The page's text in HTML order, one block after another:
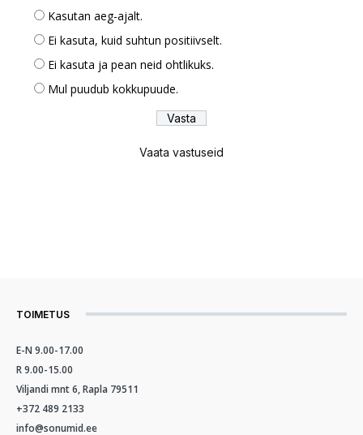
Kasutan aeg-ajalt.
Ei kasuta, kuid suhtun positiivselt.
Ei kasuta ja pean neid ohtlikuks.
Mul puudub kokkupuude.
Vaata vastuseid
TOIMETUS
E-N 9.00-17.00
R 9.00-15.00
Viljandi mnt 6, Rapla 79511
+372 489 2133
info@sonumid.ee